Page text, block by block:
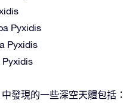
Pyxidis
Pyxidis
Pyxidis
發現的一些深空天體包括：